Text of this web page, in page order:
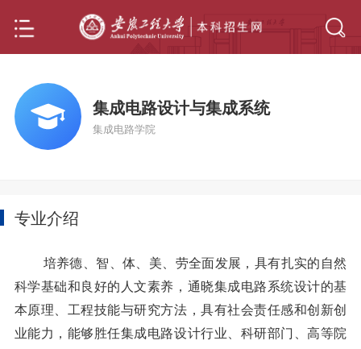
集成电路设计与集成系统
集成电路学院
专业介绍
培养德、智、体、美、劳全面发展，具有扎实的自然
科学基础和良好的人文素养，通晓集成电路系统设计的基
本原理、工程技能与研究方法，具有社会责任感和创新创
业能力，能够胜任集成电路设计行业、科研部门、高等院